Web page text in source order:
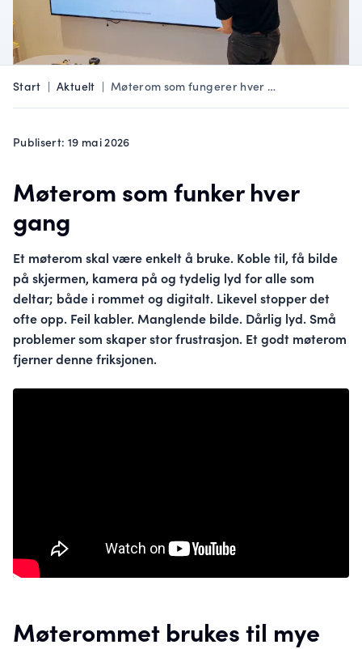
Start | Aktuelt | Møterom som fungerer hver …
Publisert: 19 mai 2026
Møterom som funker hver
gang
Et møterom skal være enkelt å bruke. Koble til, få bilde
på skjermen, kamera på og tydelig lyd for alle som
deltar; både i rommet og digitalt. Likevel stopper det
ofte opp. Feil kabler. Manglende bilde. Dårlig lyd. Små
problemer som skaper stor frustrasjon. Et godt møterom
fjerner denne friksjonen.
Møterommet brukes til mye